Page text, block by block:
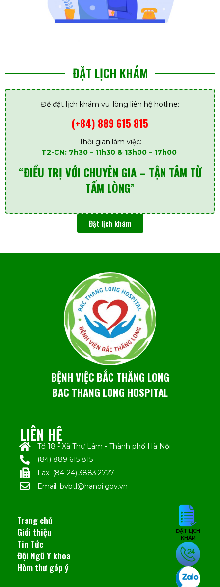
ĐẶT LỊCH KHÁM
Để đặt lịch khám vui lòng liên hệ hotline:
(+84) 889 615 815
Thời gian làm việc:
T2-CN: 7h30 – 11h30 & 13h00 – 17h00
“ĐIỀU TRỊ VỚI CHUYÊN GIA – TẬN TÂM TỪ
TẤM LÒNG”
Đặt lịch khám
BỆNH VIỆC BẮC THĂNG LONG
BAC THANG LONG HOSPITAL
LIÊN HỆ
Tổ 18 - Xã Thư Lâm - Thành phố Hà Nội
(84) 889 615 815
Fax: (84-24).3883.2727
Email: bvbtl@hanoi.gov.vn
Trang chủ
Giới thiệu
Tin Tức
Đội Ngũ Y khoa
Hòm thư góp ý
ĐẶT LỊCH
KHÁM